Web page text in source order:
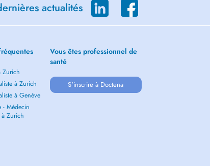
actualités
Zurich
à Zurich
à Genève
- Médecin
Zurich
Vous êtes professionnel de
santé
S'inscrire à Doctena